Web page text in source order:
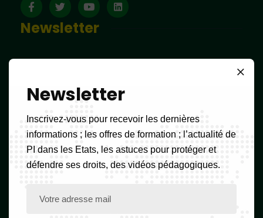
Newsletter
Liens utiles
Accueil
FAQs
Newsletter
Inscrivez-vous pour recevoir les dernières
informations ; les offres de formation ; l’actualité de
PI dans les Etats, les astuces pour protéger et
défendre ses droits, des vidéos pédagogiques.